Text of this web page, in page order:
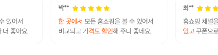
[정품/당일출고] 삼성 갤럭시 S26 256G 자급제 SM